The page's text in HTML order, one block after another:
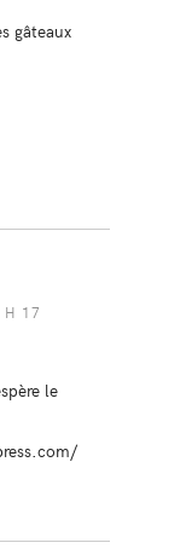
gâteaux
H 17
le